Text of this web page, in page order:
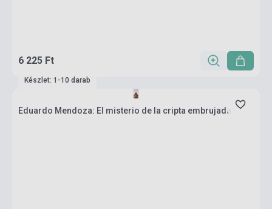
6 225 Ft
Készlet: 1-10 darab
Eduardo Mendoza: El misterio de la cripta embrujada